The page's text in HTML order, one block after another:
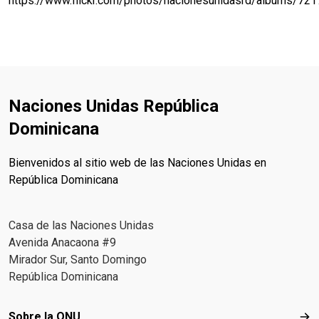
Naciones Unidas República
Dominicana
Bienvenidos al sitio web de las Naciones Unidas en
República Dominicana
Casa de las Naciones Unidas
Avenida Anacaona #9
Mirador Sur, Santo Domingo
República Dominicana
Footer menu